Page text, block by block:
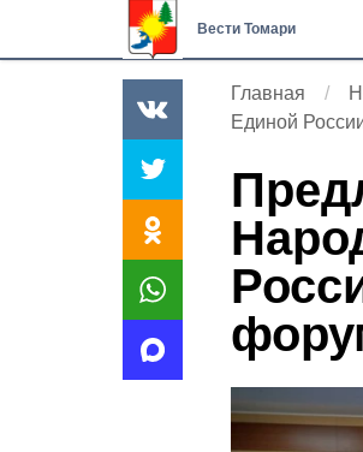
Вести Томари
Главная
Единой